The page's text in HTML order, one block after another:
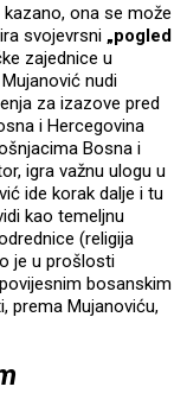
ona se može
svojevrsni „pogled
zajednice u
nudi
za izazove pred
i Hercegovina
Bosna i
igra važnu ulogu u
ide korak dalje i tu
kao temeljnu
(religija
je u prošlosti
bosanskim
prema Mujanoviću,